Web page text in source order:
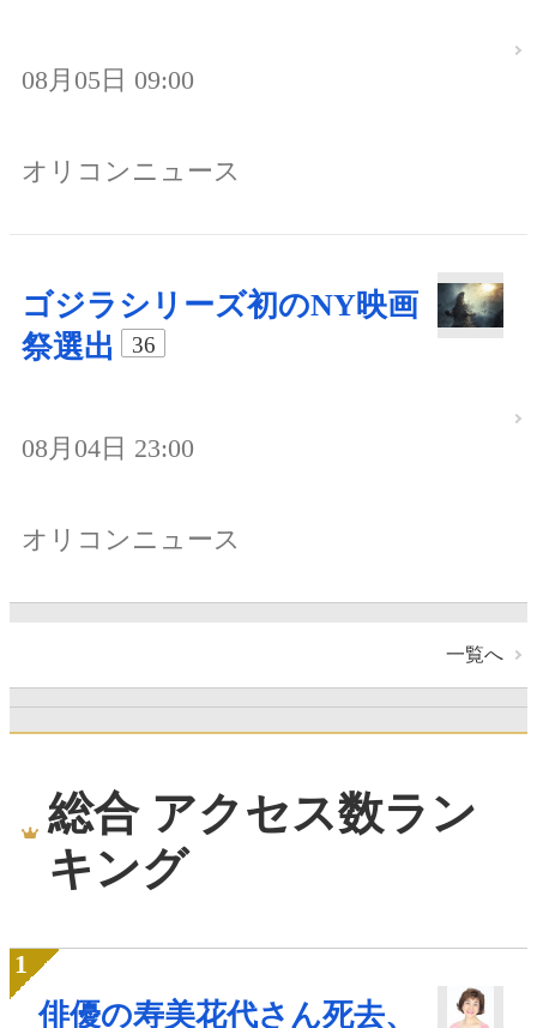
08月05日 09:00
オリコンニュース
ゴジラシリーズ初のNY映画
祭選出
36
08月04日 23:00
オリコンニュース
一覧へ
総合 アクセス数ラン
キング
俳優の寿美花代さん死去、